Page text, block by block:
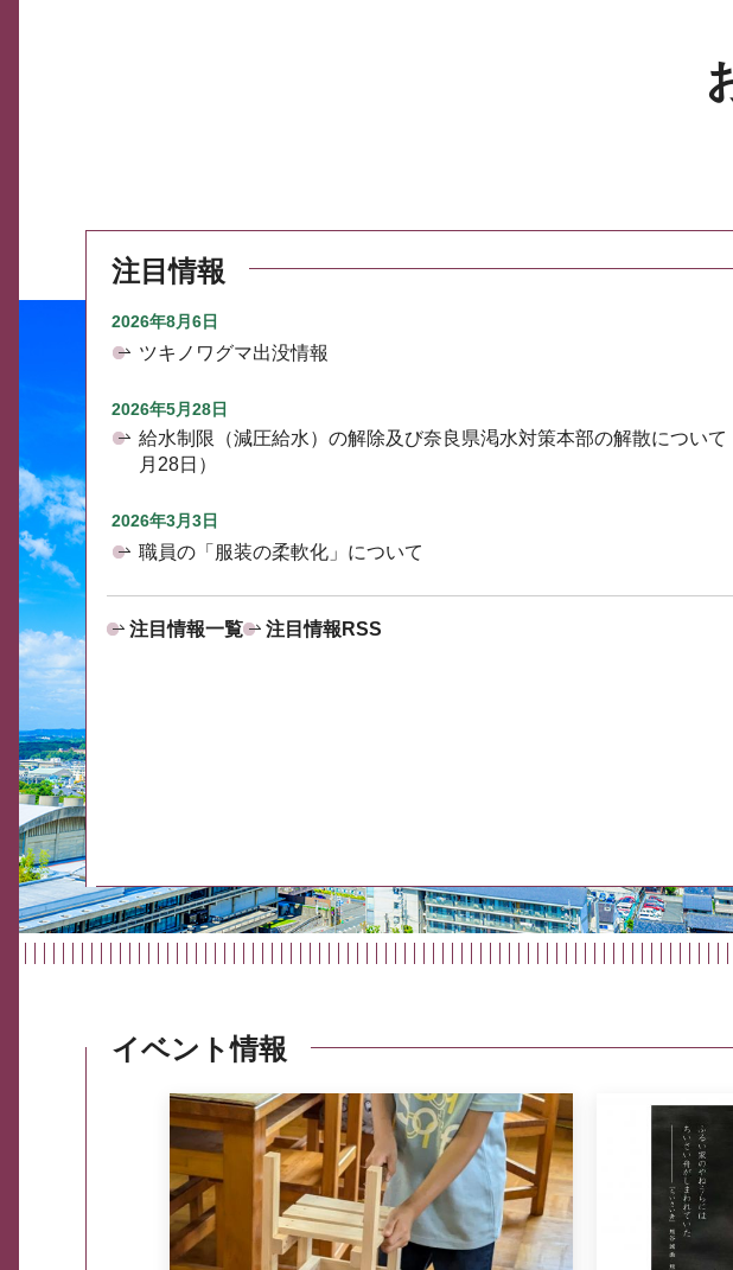
注目情報
2026年8月6日
ツキノワグマ出没情報
2026年5月28日
給水制限（減圧給水）の解除及び奈良県渇水対策本部の解散について
月28日）
2026年3月3日
職員の「服装の柔軟化」について
注目情報一覧 注目情報RSS
イベント情報